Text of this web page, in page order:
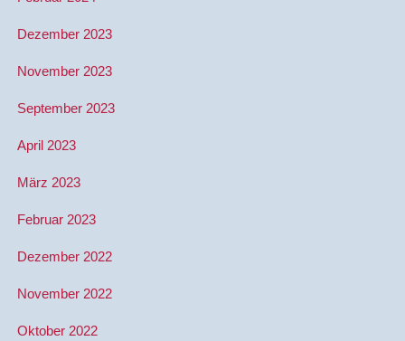
Dezember 2023
November 2023
September 2023
April 2023
März 2023
Februar 2023
Dezember 2022
November 2022
Oktober 2022